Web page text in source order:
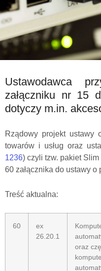
Ustawodawca
załączniku nr 15
dotyczy m.in.
Rządowy projekt ustawy
towarów i usług oraz
1236) czyli tzw. pakiet
60 załącznika do ustawy o
Treść aktualna:
60
ex
26.20.1
oraz